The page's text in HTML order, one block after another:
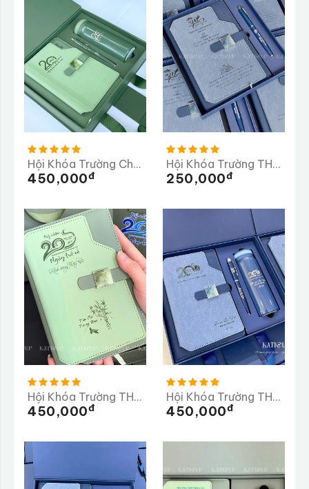
Hội Khóa Trường Chu Văn An 20 Năm Ngày Trở Về
450,000Đ
Hội Khóa Trường THCS Tần Quang Khải 20 Năm Trở Về Trường
250,000Đ
Hội Khóa Trường THPT Bán Krông Pầk
450,000Đ
Hội Khóa Trường THPT Bình MInh
450,000Đ